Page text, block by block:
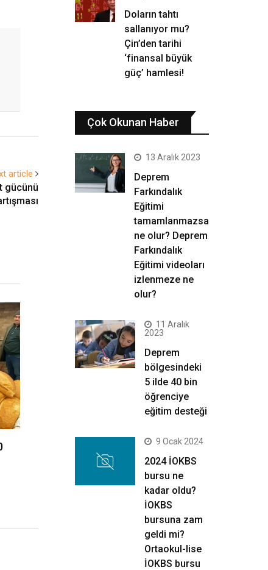
article
gücünü
Doların tahtı
sallanıyor mu?
Çin’den tarihi
‘finansal büyük
güç’ hamlesi!
Çok Okunan Haber
13 Aralık 2023
Deprem
Farkındalık
Eğitimi
tamamlanmazsa
ne olur? Deprem
Farkındalık
Eğitimi videoları
izlenmeze ne
olur?
11 Aralık
2023
Deprem
bölgesindeki
5 ilde 40 bin
öğrenciye
eğitim desteği
9 Ocak 2024
2024 İOKBS
bursu ne
kadar oldu?
İOKBS
bursuna zam
geldi mi?
Ortaokul-lise
İOKBS bursu